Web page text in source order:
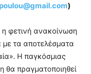
)
η φετινή ανακοίνωση
τα αποτελέσματα
Η παγκόσμιας
θα πραγματοποιηθεί